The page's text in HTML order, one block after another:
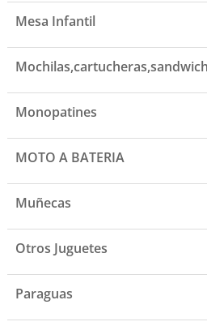
Mesa Infantil
Monopatines
MOTO A BATERIA
Muñecas
Otros Juguetes
Paraguas